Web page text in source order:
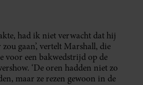
had ik niet verwacht dat hij
gaan’, vertelt Marshall, die
voor een bakwedstrijd op de
‘De oren hadden niet zo
maar ze rezen gewoon in de